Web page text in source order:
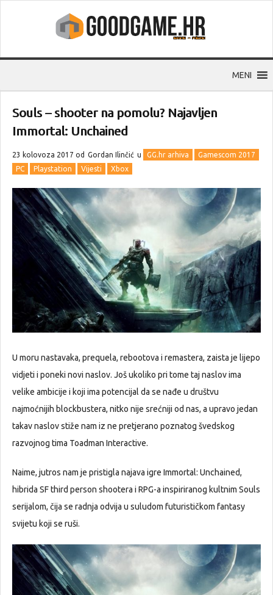
MENI
Souls – shooter na pomolu? Najavljen
Immortal: Unchained
23 kolovoza 2017 od Gordan Ilinčić u GG.hr arhiva
Gamescom 2017
PC
Playstation Vijesti Xbox
U moru nastavaka, prequela, rebootova i remastera, zaista je lijepo
vidjeti i poneki novi naslov. Još ukoliko pri tome taj naslov ima
velike ambicije i koji ima potencijal da se nađe u društvu
najmoćnijih blockbustera, nitko nije srećniji od nas, a upravo jedan
takav naslov stiže nam iz ne pretjerano poznatog švedskog
razvojnog tima Toadman Interactive.
Naime, jutros nam je pristigla najava igre Immortal: Unchained,
hibrida SF third person shootera i RPG-a inspiriranog kultnim Souls
serijalom, čija se radnja odvija u suludom futurističkom fantasy
svijetu koji se ruši.